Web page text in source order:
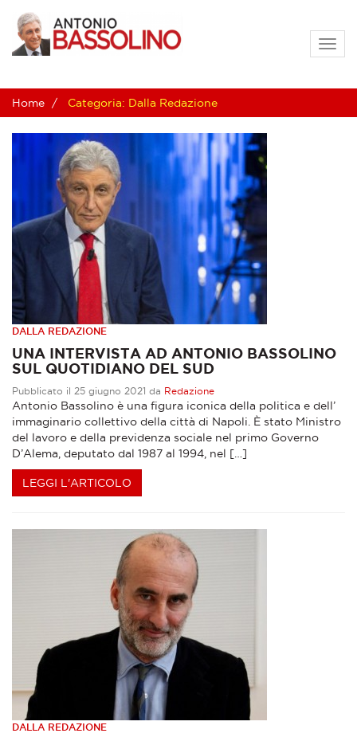
Home Categoria: Dalla Redazione
DALLA REDAZIONE
UNA INTERVISTA AD ANTONIO BASSOLINO
SUL QUOTIDIANO DEL SUD
Pubblicato il 25 giugno 2021 da Redazione
Antonio Bassolino è una figura iconica della politica e dell’
immaginario collettivo della città di Napoli. È stato Ministro
del lavoro e della previdenza sociale nel primo Governo
D’Alema, deputato dal 1987 al 1994, nel […]
LEGGI L'ARTICOLO
DALLA REDAZIONE